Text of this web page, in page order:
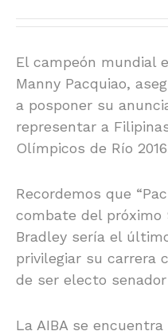
El campeón mundial
Manny Pacquiao,
a posponer su
representar a
Olímpicos de Río
Recordemos que
combate del
Bradley sería el
privilegiar su carrera
de ser electo
La AIBA se